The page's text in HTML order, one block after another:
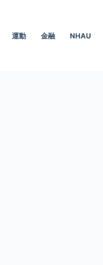
運動 金融 NHAU